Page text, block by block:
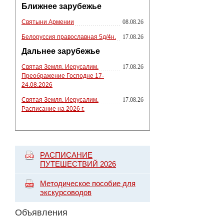
Ближнее зарубежье
Святыни Армении 08.08.26
Белоруссия православная 5д/4н. 17.08.26
Дальнее зарубежье
Святая Земля. Иерусалим.
Преображение Господне 17-
24.08.2026
17.08.26
Святая Земля. Иерусалим.
Расписание на 2026 г.
17.08.26
РАСПИСАНИЕ
ПУТЕШЕСТВИЙ 2026
Методическое пособие для
экскурсоводов
Объявления